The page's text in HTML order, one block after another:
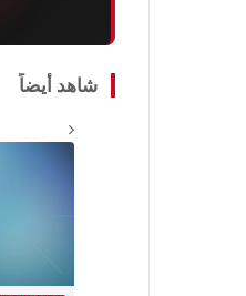
شاهد أيضاً